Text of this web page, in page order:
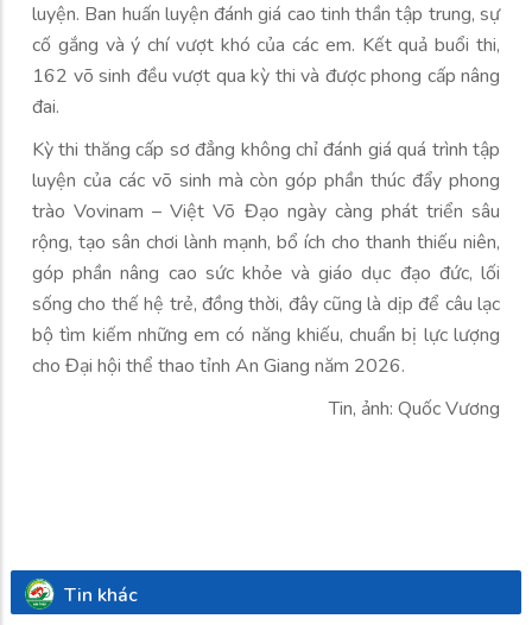
luyện. Ban huấn luyện đánh giá cao tinh thần tập trung, sự
cố gắng và ý chí vượt khó của các em. Kết quả buổi thi,
162 võ sinh đều vượt qua kỳ thi và được phong cấp nâng
đai.
Kỳ thi thăng cấp sơ đẳng không chỉ đánh giá quá trình tập
luyện của các võ sinh mà còn góp phần thúc đẩy phong
trào Vovinam – Việt Võ Đạo ngày càng phát triển sâu
rộng, tạo sân chơi lành mạnh, bổ ích cho thanh thiếu niên,
góp phần nâng cao sức khỏe và giáo dục đạo đức, lối
sống cho thế hệ trẻ, đồng thời, đây cũng là dịp để câu lạc
bộ tìm kiếm những em có năng khiếu, chuẩn bị lực lượng
cho Đại hội thể thao tỉnh An Giang năm 2026.
Tin, ảnh: Quốc Vương
Tin khác